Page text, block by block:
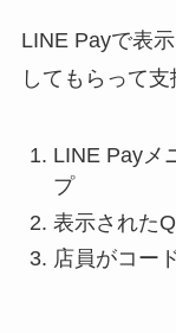
LINE Payで表
してもらって支
LINE Payメ
プ
表示された
店員がコー